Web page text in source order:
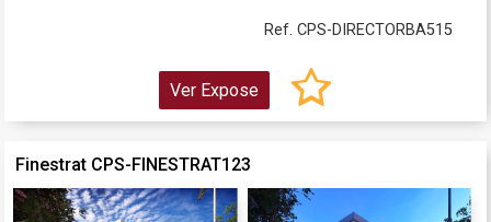
Ref. CPS-DIRECTORBA515
Ver Expose
Finestrat CPS-FINESTRAT123